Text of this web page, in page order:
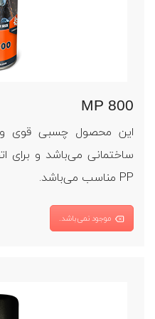
MP 800
این محصول چسبی قوی
PP مناسب می‌باشد.
موجود نمی‌باشد.